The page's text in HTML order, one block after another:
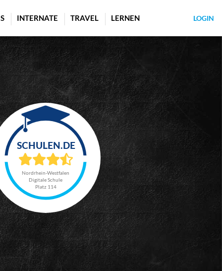
INTERNATE TRAVEL LERNEN LOGIN
Nordrhein-Westfalen
Digitale Schule
Platz 114